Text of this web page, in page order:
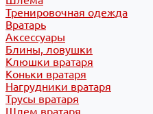
Тренировочная одежда
Вратарь
Аксессуары
Блины, ловушки
Клюшки вратаря
Коньки вратаря
Нагрудники вратаря
Трусы вратаря
Шлем вратаря